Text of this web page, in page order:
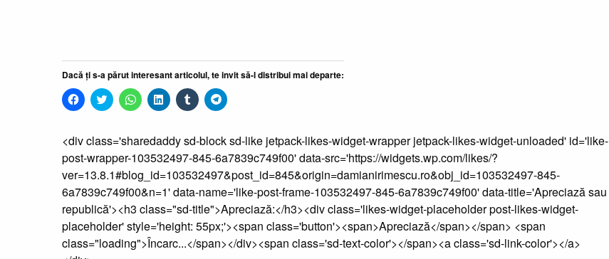
Dacă ți s-a părut interesant articolul, te invit să-l distribui mai departe:
Dă
clic
partaja
pe
Facebook(Se
deschide
într-
o
fereastră
nouă)
Dă
clic
partaja
pe
Twitter(Se
deschide
într-
o
fereastră
nouă)
Dă
clic
WhatsApp(Se
deschide
într-
o
fereastră
nouă)
Dă
clic
partaja
pe
LinkedIn(Se
deschide
într-
o
fereastră
nouă)
Dă
clic
partaja
pe
Tumblr(Se
deschide
într-
o
fereastră
nouă)
Dă
clic
pe
Telegram(Se
deschide
într-
o
fereastră
nouă)
<div class='sharedaddy sd-block sd-like jetpack-likes-widget-wrapper jetpack-likes-widget-unloaded' id='like-
post-wrapper-103532497-845-6a7839c749f00' data-src='https://widgets.wp.com/likes/?
ver=13.8.1#blog_id=103532497&post_id=845&origin=damianirimescu.ro&obj_id=103532497-845-
6a7839c749f00&n=1' data-name='like-post-frame-103532497-845-6a7839c749f00' data-title='Apreciază sau
republică'><h3 class="sd-title">Apreciază:</h3><div class='likes-widget-placeholder post-likes-widget-
placeholder' style='height: 55px;'><span class='button'><span>Apreciază</span></span> <span
class="loading">Încarc...</span></div><span class='sd-text-color'></span><a class='sd-link-color'></a>